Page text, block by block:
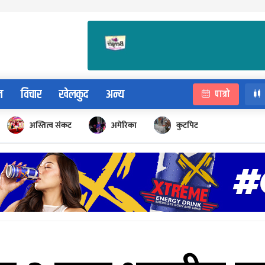
विचार खेलकुद अन्य पात्रो
अस्तित्व संकट अमेरिका कुटपिट